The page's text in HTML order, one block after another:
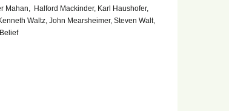
Mahan, Halford Mackinder, Karl Haushofer,
Waltz, John Mearsheimer, Steven Walt,